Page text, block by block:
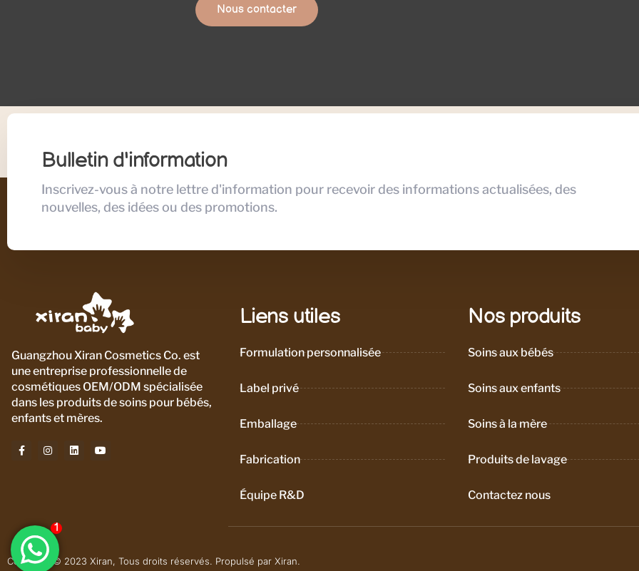
Nous contacter
Bulletin d'information
Inscrivez-vous à notre lettre d'information pour recevoir des informations actualisées, des
nouvelles, des idées ou des promotions.
Guangzhou Xiran Cosmetics Co. est
une entreprise professionnelle de
cosmétiques OEM/ODM spécialisée
dans les produits de soins pour bébés,
enfants et mères.
Liens utiles
Formulation personnalisée
Label privé
Emballage
Fabrication
Équipe R&D
Nos produits
Soins aux bébés
Soins aux enfants
Soins à la mère
Produits de lavage
Contactez nous
Copyright © 2023 Xiran, Tous droits réservés. Propulsé par Xiran.